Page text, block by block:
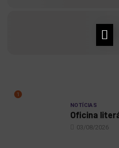
1
NOTÍCIAS
Oficina
03/08/2026